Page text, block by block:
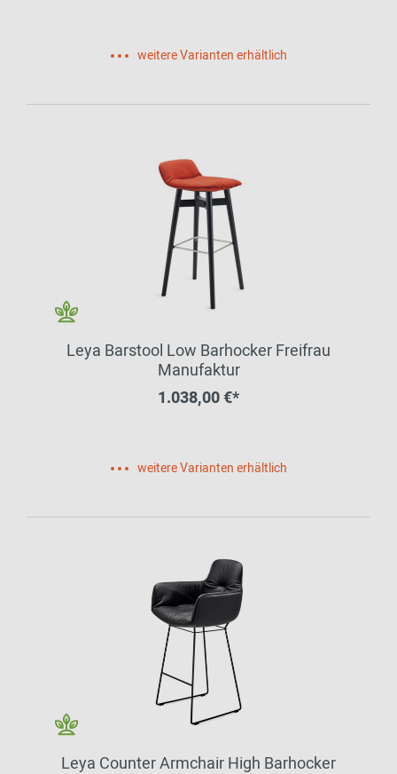
weitere Varianten erhältlich
Leya Barstool Low Barhocker Freifrau
Manufaktur
1.038,00 €*
weitere Varianten erhältlich
Leya Counter Armchair High Barhocker